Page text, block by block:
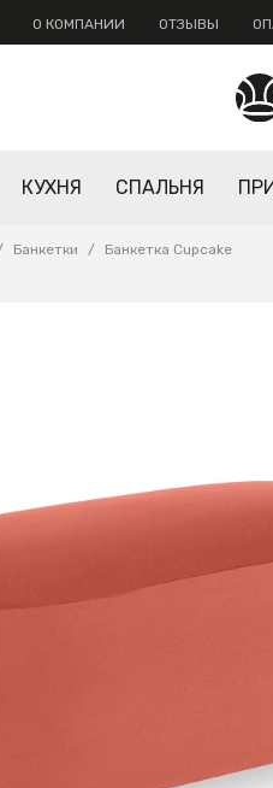
О КОМПАНИИ ОТЗЫВЫ
КУХНЯ СПАЛЬНЯ
Банкетки / Банкетка Cupcake